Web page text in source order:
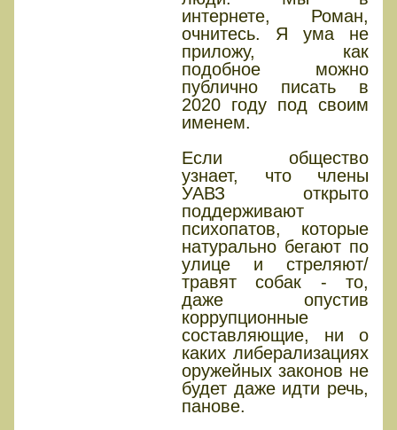
интернете, Роман,
очнитесь. Я ума не
приложу, как
подобное можно
публично писать в
2020 году под своим
именем.
Если общество
узнает, что члены
УАВЗ открыто
поддерживают
психопатов, которые
натурально бегают по
улице и стреляют/
травят собак - то,
даже опустив
коррупционные
составляющие, ни о
каких либерализациях
оружейных законов не
будет даже идти речь,
панове.